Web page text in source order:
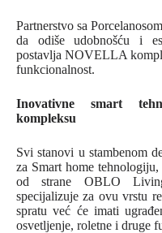
Partnerstvo sa
da odiše udobnošću i
postavlja NOVELLA
funkcionalnost.
Inovativne smart
kompleksu
Svi stanovi u stambenom
za Smart home
od strane OBLO
specijalizuje za ovu vrstu
spratu već će imati
osvetljenje, roletne i druge